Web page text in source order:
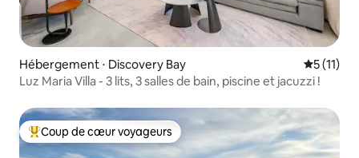
Hébergement ⋅ Discovery Bay
5 (11)
Luz Maria Villa - 3 lits, 3 salles de bain, piscine et jacuzzi !
Coups de cœur voyageurs les plus appréciés
Coup de cœur voyageurs